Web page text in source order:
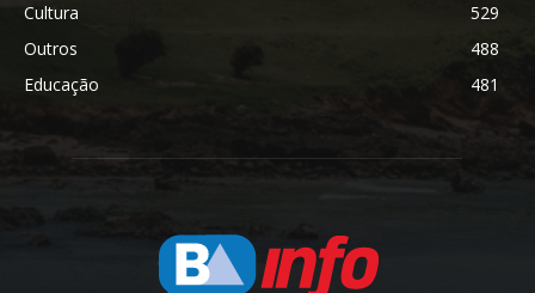
Cultura
529
Outros
488
Educação
481